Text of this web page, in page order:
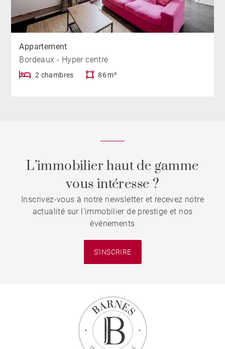
Appartement
Bordeaux - Hyper centre
2 chambres 86 m²
L’immobilier haut de gamme
vous intéresse ?
Inscrivez-vous à notre newsletter et recevez notre
actualité sur l'immobilier de prestige et nos
événements
S'INSCRIRE